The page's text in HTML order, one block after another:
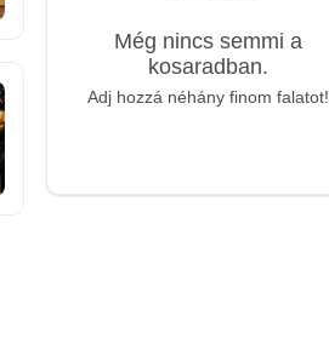
Még nincs semmi a
kosaradban.
Adj hozzá néhány finom falatot!